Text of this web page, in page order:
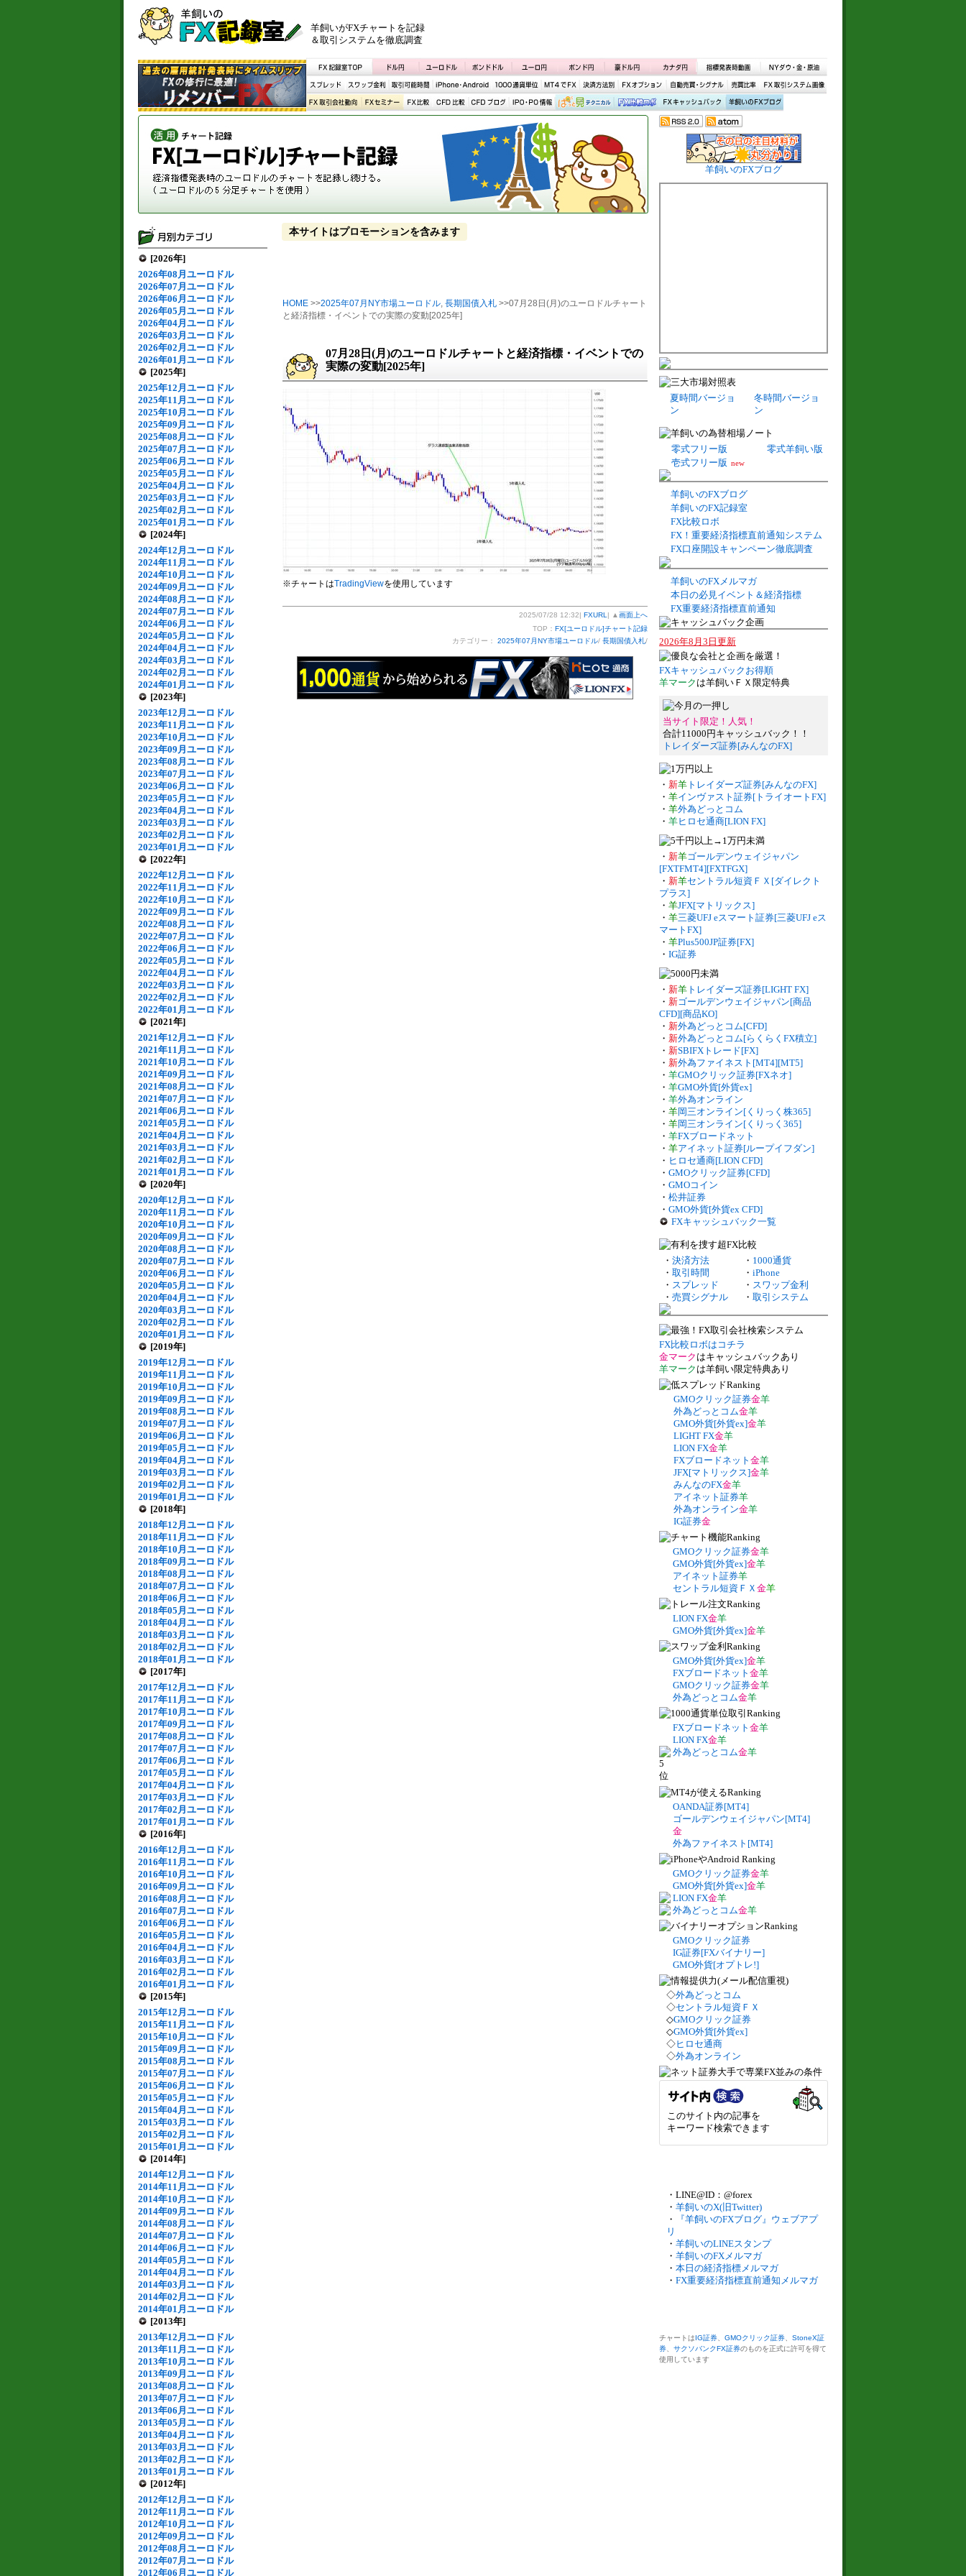
羊飼いがFXチャートを記録
＆取引システムを徹底調査
[2026年]
2026年08月ユーロドル
2026年07月ユーロドル
2026年06月ユーロドル
2026年05月ユーロドル
2026年04月ユーロドル
2026年03月ユーロドル
2026年02月ユーロドル
2026年01月ユーロドル
[2025年]
2025年12月ユーロドル
2025年11月ユーロドル
2025年10月ユーロドル
2025年09月ユーロドル
2025年08月ユーロドル
2025年07月ユーロドル
2025年06月ユーロドル
2025年05月ユーロドル
2025年04月ユーロドル
2025年03月ユーロドル
2025年02月ユーロドル
2025年01月ユーロドル
[2024年]
2024年12月ユーロドル
2024年11月ユーロドル
2024年10月ユーロドル
2024年09月ユーロドル
2024年08月ユーロドル
2024年07月ユーロドル
2024年06月ユーロドル
2024年05月ユーロドル
2024年04月ユーロドル
2024年03月ユーロドル
2024年02月ユーロドル
2024年01月ユーロドル
[2023年]
2023年12月ユーロドル
2023年11月ユーロドル
2023年10月ユーロドル
2023年09月ユーロドル
2023年08月ユーロドル
2023年07月ユーロドル
2023年06月ユーロドル
2023年05月ユーロドル
2023年04月ユーロドル
2023年03月ユーロドル
2023年02月ユーロドル
2023年01月ユーロドル
[2022年]
2022年12月ユーロドル
2022年11月ユーロドル
2022年10月ユーロドル
2022年09月ユーロドル
2022年08月ユーロドル
2022年07月ユーロドル
2022年06月ユーロドル
2022年05月ユーロドル
2022年04月ユーロドル
2022年03月ユーロドル
2022年02月ユーロドル
2022年01月ユーロドル
[2021年]
2021年12月ユーロドル
2021年11月ユーロドル
2021年10月ユーロドル
2021年09月ユーロドル
2021年08月ユーロドル
2021年07月ユーロドル
2021年06月ユーロドル
2021年05月ユーロドル
2021年04月ユーロドル
2021年03月ユーロドル
2021年02月ユーロドル
2021年01月ユーロドル
[2020年]
2020年12月ユーロドル
2020年11月ユーロドル
2020年10月ユーロドル
2020年09月ユーロドル
2020年08月ユーロドル
2020年07月ユーロドル
2020年06月ユーロドル
2020年05月ユーロドル
2020年04月ユーロドル
2020年03月ユーロドル
2020年02月ユーロドル
2020年01月ユーロドル
[2019年]
2019年12月ユーロドル
2019年11月ユーロドル
2019年10月ユーロドル
2019年09月ユーロドル
2019年08月ユーロドル
2019年07月ユーロドル
2019年06月ユーロドル
2019年05月ユーロドル
2019年04月ユーロドル
2019年03月ユーロドル
2019年02月ユーロドル
2019年01月ユーロドル
[2018年]
2018年12月ユーロドル
2018年11月ユーロドル
2018年10月ユーロドル
2018年09月ユーロドル
2018年08月ユーロドル
2018年07月ユーロドル
2018年06月ユーロドル
2018年05月ユーロドル
2018年04月ユーロドル
2018年03月ユーロドル
2018年02月ユーロドル
2018年01月ユーロドル
[2017年]
2017年12月ユーロドル
2017年11月ユーロドル
2017年10月ユーロドル
2017年09月ユーロドル
2017年08月ユーロドル
2017年07月ユーロドル
2017年06月ユーロドル
2017年05月ユーロドル
2017年04月ユーロドル
2017年03月ユーロドル
2017年02月ユーロドル
2017年01月ユーロドル
[2016年]
2016年12月ユーロドル
2016年11月ユーロドル
2016年10月ユーロドル
2016年09月ユーロドル
2016年08月ユーロドル
2016年07月ユーロドル
2016年06月ユーロドル
2016年05月ユーロドル
2016年04月ユーロドル
2016年03月ユーロドル
2016年02月ユーロドル
2016年01月ユーロドル
[2015年]
2015年12月ユーロドル
2015年11月ユーロドル
2015年10月ユーロドル
2015年09月ユーロドル
2015年08月ユーロドル
2015年07月ユーロドル
2015年06月ユーロドル
2015年05月ユーロドル
2015年04月ユーロドル
2015年03月ユーロドル
2015年02月ユーロドル
2015年01月ユーロドル
[2014年]
2014年12月ユーロドル
2014年11月ユーロドル
2014年10月ユーロドル
2014年09月ユーロドル
2014年08月ユーロドル
2014年07月ユーロドル
2014年06月ユーロドル
2014年05月ユーロドル
2014年04月ユーロドル
2014年03月ユーロドル
2014年02月ユーロドル
2014年01月ユーロドル
[2013年]
2013年12月ユーロドル
2013年11月ユーロドル
2013年10月ユーロドル
2013年09月ユーロドル
2013年08月ユーロドル
2013年07月ユーロドル
2013年06月ユーロドル
2013年05月ユーロドル
2013年04月ユーロドル
2013年03月ユーロドル
2013年02月ユーロドル
2013年01月ユーロドル
[2012年]
2012年12月ユーロドル
2012年11月ユーロドル
2012年10月ユーロドル
2012年09月ユーロドル
2012年08月ユーロドル
2012年07月ユーロドル
2012年06月ユーロドル
本サイトはプロモーションを含みます
HOME >>2025年07月NY市場ユーロドル, 長期国債入札 >>07月28日(月)のユーロドルチャート
と経済指標・イベントでの実際の変動[2025年]
07月28日(月)のユーロドルチャートと経済指標・イベントでの
実際の変動[2025年]
※チャートはTradingViewを使用しています
2025/07/28 12:32| FXURL | ▲ 画面上へ
TOP： FX[ユーロドル]チャート記録
カテゴリー： 2025年07月NY市場ユーロドル/ 長期国債入札/
羊飼いのFXブログ
夏時間バージョ
ン
冬時間バージョ
ン
零式フリー版
零式羊飼い版
壱式フリー版 new
羊飼いのFXブログ
羊飼いのFX記録室
FX比較ロボ
FX！重要経済指標直前通知システム
FX口座開設キャンペーン徹底調査
羊飼いのFXメルマガ
本日の必見イベント＆経済指標
FX重要経済指標直前通知
2026年8月3日更新
FXキャッシュバックお得順
羊マーク は羊飼いＦＸ限定特典
当サイト限定！人気！
合計11000円キャッシュバック！！
トレイダーズ証券[みんなのFX]
・ 新羊 トレイダーズ証券[みんなのFX]
・ 羊インヴァスト証券[トライオートFX]
・ 羊外為どっとコム
・ 羊ヒロセ通商[LION FX]
・ 新羊ゴールデンウェイジャパン
[FXTFMT4][FXTFGX]
・ 新羊セントラル短資ＦＸ[ダイレクト
プラス]
・ 羊JFX[マトリックス]
・ 羊三菱UFJ eスマート証券[三菱UFJ eス
マートFX]
・ 羊Plus500JP証券[FX]
・ IG証券
・ 新羊 トレイダーズ証券[LIGHT FX]
・ 新ゴールデンウェイジャパン[商品
CFD][商品KO]
・ 新外為どっとコム[CFD]
・ 新外為どっとコム[らくらくFX積立]
・ 新SBIFXトレード[FX]
・ 新外為ファイネスト[MT4][MT5]
・ 羊GMOクリック証券[FXネオ]
・ 羊GMO外貨[外貨ex]
・ 羊外為オンライン
・ 羊岡三オンライン[くりっく株365]
・ 羊岡三オンライン[くりっく365]
・ 羊FXブロードネット
・ 羊アイネット証券[ループイフダン]
・ ヒロセ通商[LION CFD]
・ GMOクリック証券[CFD]
・ GMOコイン
・ 松井証券
・ GMO外貨[外貨ex CFD]
FXキャッシュバック一覧
・ 決済方法 ・ 1000通貨
・ 取引時間 ・ iPhone
・ スプレッド ・ スワップ金利
・ 売買シグナル ・ 取引システム
FX比較ロボはコチラ
金マーク はキャッシュバックあり
羊マーク は羊飼い限定特典あり
GMOクリック証券金羊
外為どっとコム金羊
GMO外貨[外貨ex]金羊
LIGHT FX金羊
LION FX金羊
FXブロードネット 金羊
JFX[マトリックス]金羊
みんなのFX金羊
アイネット証券羊
外為オンライン金羊
IG証券金
GMOクリック証券金羊
GMO外貨[外貨ex]金羊
アイネット証券羊
セントラル短資ＦＸ 金羊
LION FX金羊
GMO外貨[外貨ex]金羊
GMO外貨[外貨ex]金羊
FXブロードネット 金羊
GMOクリック証券金羊
外為どっとコム金羊
FXブロードネット 金羊
LION FX金羊
外為どっとコム金羊
OANDA証券[MT4]
ゴールデンウェイジャパン[MT4]
金
外為ファイネスト[MT4]
GMOクリック証券金羊
GMO外貨[外貨ex]金羊
LION FX金羊
外為どっとコム金羊
GMOクリック証券
IG証券[FXバイナリー]
GMO外貨[オプトレ!]
◇外為どっとコム
◇セントラル短資ＦＸ
◇GMOクリック証券
◇GMO外貨[外貨ex]
◇ヒロセ通商
◇外為オンライン
このサイト内の記事を
キーワード検索できます
・LINE@ID：@forex
・ 羊飼いのX(旧Twitter)
・
『羊飼いのFXブログ』ウェブアプ
リ
・ 羊飼いのLINEスタンプ
・ 羊飼いのFXメルマガ
・ 本日の経済指標メルマガ
・ FX重要経済指標直前通知メルマガ
チャートはIG証券 GMOクリック証券
StoneX証
券
サクソバンクFX証券のものを正式に許可を得て
使用しています